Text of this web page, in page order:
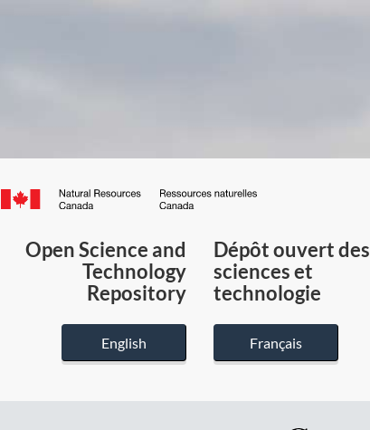
Canada.ca
du
Canada
Open Science and
Technology
Repository
English
Dépôt ouvert des
sciences et
technologie
Français